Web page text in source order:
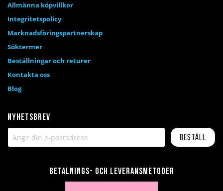
Nyhetsbrev
Beställ
Betalnings- och leveransmetoder
Allmänna köpvillkor
Integritetspolicy
Marknadsföringspartnerskap
Söktermer
Beställningar och returer
Kontakta oss
Blog